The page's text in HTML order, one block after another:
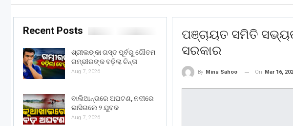
ପଞ୍ଚାୟତ ସମିତି
ସରକାର
By Minu Sahoo On Mar 16,
Recent Posts
ଶ୍ରୀଲଙ୍କା ଗସ୍ତ ପୂର୍ବରୁ ଗୌତମ
ଗମ୍ଭୀରଙ୍କ ବଢ଼ିଲା ଚିନ୍ତା
Aug 7, 2026
ବାଲିଆନ୍ତାରେ ଅଘଟଣ, ନଦୀରେ
ଭାସିଗଲେ ୨ ଯୁବକ
Aug 7, 2026